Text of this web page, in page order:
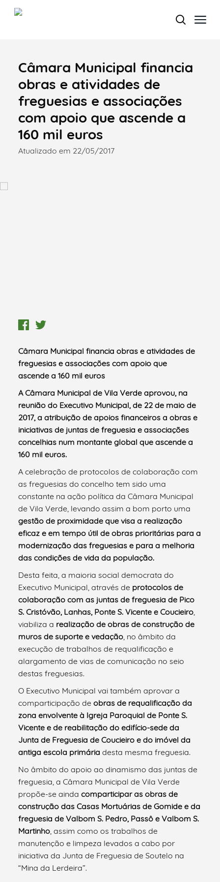
Termo de Pesquisa
Categorias gerais
Câmara Municipal financia
obras e atividades de
freguesias e associações
com apoio que ascende a
160 mil euros
Atualizado em 22/05/2017
Câmara Municipal financia obras e atividades de
freguesias e associações com apoio que
ascende a 160 mil euros
A Câmara Municipal de Vila Verde aprovou, na
reunião do Executivo Municipal, de 22 de maio de
2017, a atribuição de apoios financeiros a obras e
iniciativas de juntas de freguesia e associações
concelhias num montante global que ascende a
160 mil euros.
A celebração de protocolos de colaboração com
as freguesias do concelho tem sido uma
constante na ação política da Câmara Municipal
de Vila Verde, levando assim a bom porto uma
gestão de proximidade que visa a realização
eficaz e em tempo útil de obras prioritárias para a
modernização das freguesias e para a melhoria
das condições de vida da população.
Desta feita, a maioria social democrata do
Executivo Municipal, através de protocolos de
colaboração com as juntas de freguesia de Pico
S. Cristóvão, Lanhas, Ponte S. Vicente e Coucieiro
viabiliza a realização de obras de construção de
muros de suporte e vedação , no âmbito da
execução de trabalhos de requalificação e
alargamento de vias de comunicação no seio
destas freguesias.
O Executivo Municipal vai também aprovar a
comparticipação deobras de requalificação da
zona envolvente à Igreja Paroquial de Ponte S.
Vicente e de reabilitação do edifício-sede da
Junta de Freguesia de Coucieiro e do imóvel da
antiga escola primária desta mesma freguesia.
No âmbito do apoio ao dinamismo das juntas de
freguesia, a Câmara Municipal de Vila Verde
propõe-se aindacomparticipar as obras de
construção das Casas Mortuárias de Gomide e da
freguesia de Valbom S. Pedro, Passô e Valbom S.
Martinho , assim como os trabalhos de
manutenção e limpeza levados a cabo por
iniciativa da Junta de Freguesia de Soutelo na
“Mina da Lerdeira”.